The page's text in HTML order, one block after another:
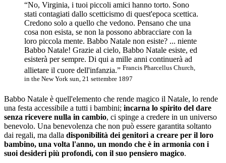
“No, Virginia, i tuoi piccoli amici hanno torto. Sono
stati contagiati dallo scetticismo di quest'epoca scettica.
Credono solo a quello che vedono. Pensano che una
cosa non esista, se non la possono abbracciare con la
loro piccola mente. Babbo Natale non esiste? ... niente
Babbo Natale! Grazie al cielo, Babbo Natale esiste, ed
esisterà per sempre. Di qui a mille anni continuerà ad
allietare il cuore dell'infanzia.” Francis Pharcellus Church,
in the New York sun, 21 settembre 1897
Babbo Natale è quell'elemento che rende magico il Natale, lo rende
una festa accessibile a tutti i bambini; incarna lo spirito del dare
senza ricevere nulla in cambio, ci spinge a credere in un universo
benevolo. Una benevolenza che non può essere garantita soltanto
dai regali, ma dalla disponibilità dei genitori a creare per il loro
bambino, una volta l'anno, un mondo che è in armonia con i
suoi desideri più profondi, con il suo pensiero magico.